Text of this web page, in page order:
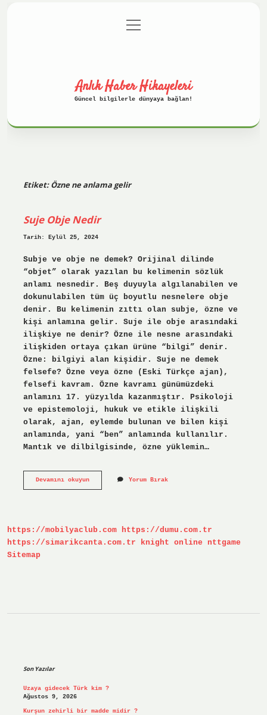
Gizlilik Politikası
menüyü
aç
Anlık Haber Hikayeleri
Güncel bilgilerle dünyaya bağlan!
Etiket:Özne ne anlama gelir
Suje Obje Nedir
Tarih: Eylül 25, 2024
Subje ve obje ne demek? Orijinal dilinde
“objet” olarak yazılan bu kelimenin sözlük
anlamı nesnedir. Beş duyuyla algılanabilen ve
dokunulabilen tüm üç boyutlu nesnelere obje
denir. Bu kelimenin zıttı olan subje, özne ve
kişi anlamına gelir. Suje ile obje arasındaki
ilişkiye ne denir? Özne ile nesne arasındaki
ilişkiden ortaya çıkan ürüne “bilgi” denir.
Özne: bilgiyi alan kişidir. Suje ne demek
felsefe? Özne veya özne (Eski Türkçe ajan),
felsefi kavram. Özne kavramı günümüzdeki
anlamını 17. yüzyılda kazanmıştır. Psikoloji
ve epistemoloji, hukuk ve etikle ilişkili
olarak, ajan, eylemde bulunan ve bilen kişi
anlamında, yani “ben” anlamında kullanılır.
Mantık ve dilbilgisinde, özne yüklemin…
Devamını okuyunSuje
Yorum Bırak
https://mobilyaclub.com https://dumu.com.tr
https://simarikcanta.com.tr
knight online
nttgame
Sitemap
Son Yazılar
Uzaya gidecek Türk kim ?
Ağustos 9, 2026
Kurşun zehirli bir madde midir ?